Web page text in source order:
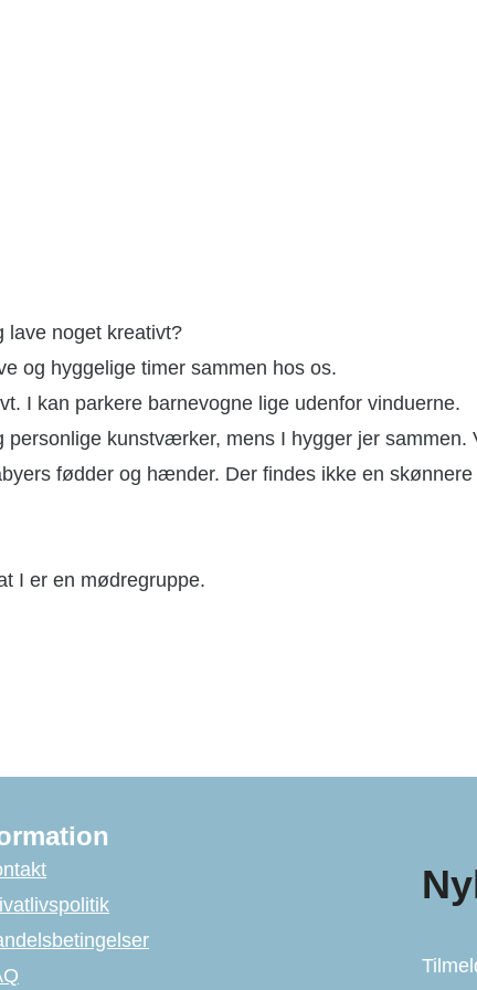
lave noget kreativt?
og hyggelige timer sammen hos os.
I kan parkere barnevogne lige udenfor vinduerne.
kunstværker, mens I hygger jer
fødder og hænder. Der findes ikke en
I er en mødregruppe.